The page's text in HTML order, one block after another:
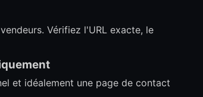
Vérifiez l'URL exacte, le
et idéalement une page de contact